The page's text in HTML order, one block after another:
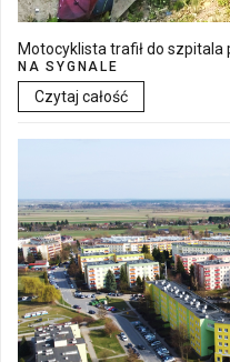
Motocyklista trafił do szpitala
NA SYGNALE
Czytaj całość